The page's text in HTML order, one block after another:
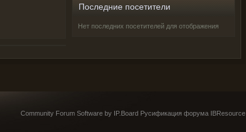
Последние посетители
Нет последних посетителей для отображения
Community Forum Software by IP.Board Русификация форума IBResource